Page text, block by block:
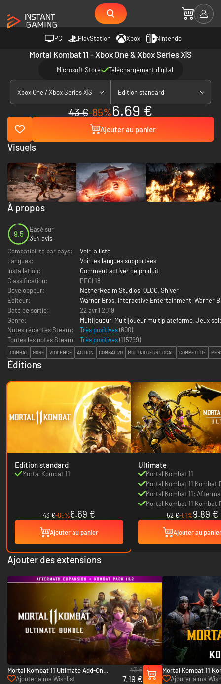
PC PlayStation Xbox Nintendo
Mortal Kombat 11 - Xbox One & Xbox Series X|S
Microsoft Store Téléchargement digital
Xbox One / Xbox Series X|S Edition standard
43 €-85%6.69 €
Ajouter au panier
À propos
9.5
Basé sur
354 avis
Compatibilité par pays:
Voir la liste
Langues:
Voir les langues supportées
Installation:
Comment activer ce produit
Classification:
PEGI 18
Développeur:
NetherRealm Studios, QLOC, Shiver
Editeur:
Warner Bros. Interactive Entertainment, Warner
Date de sortie:
22 avril 2019
Genre:
Multijoueur, Multijoueur multiplateforme, Jeux
Notes récentes Steam:
Très positives(600)
Toutes les notes Steam:
Très positives(115799)
COMBAT GORE VIOLENCE ACTION COMBAT 2D MULTIJOUEUR LOCAL COMPÉTITIF
Éditions
Edition standard
Mortal Kombat 11
43 €-85%6.69 €
Ajouter au panier
Ultimate
Mortal Kombat 11
Mortal Kombat 11 Kombat
Mortal Kombat 11:
Expansion
Mortal Kombat 11 Kombat
52 €-81%9.89 €
Ajouter au panier
Ajouter des extensions
Mortal Kombat 11 Ultimate Add-On
Bundle - Xbox One & Xbox Series X|S
Ajouter à ma Wishlist
43 €
7.19 €
Mortal Kombat 11
One & Xbox Series
Ajouter à ma
Visuels